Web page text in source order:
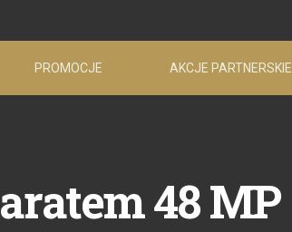
PROMOCJE AKCJE PARTNERSKIE
48 MP